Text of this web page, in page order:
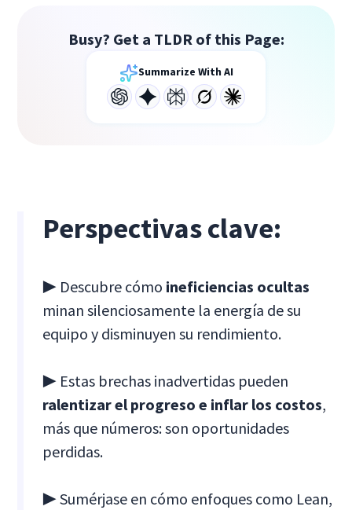
Busy? Get a TLDR of this Page:
Summarize With AI
Perspectivas clave:
▶ Descubre cómo ineficiencias ocultas
minan silenciosamente la energía de su
equipo y disminuyen su rendimiento.
▶ Estas brechas inadvertidas pueden
ralentizar el progreso e inflar los costos,
más que números: son oportunidades
perdidas.
▶ Sumérjase en cómo enfoques como Lean,